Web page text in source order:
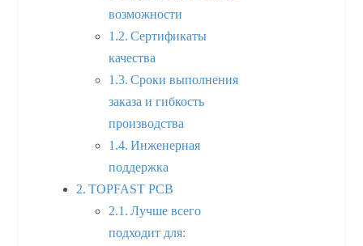
возможности
Сертификаты
качества
Сроки выполнения
заказа и гибкость
производства
Инженерная
поддержка
TOPFAST PCB
Лучше всего
подходит для: